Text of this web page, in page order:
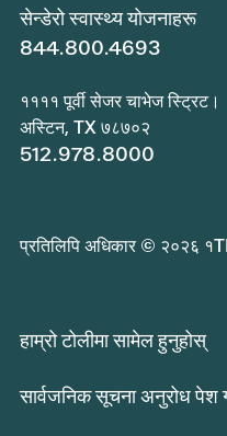
सेन्डेरो स्वास्थ्य योजनाहरू
844.800.4693
११११ पूर्वी सेजर चाभेज स्ट्रिट।
अस्टिन, TX ७८७०२
512.978.8000
प्रतिलिपि अधिकार © २०२६
हाम्रो टोलीमा सामेल हुनुहोस्
सार्वजनिक सूचना अनुरोध पेश